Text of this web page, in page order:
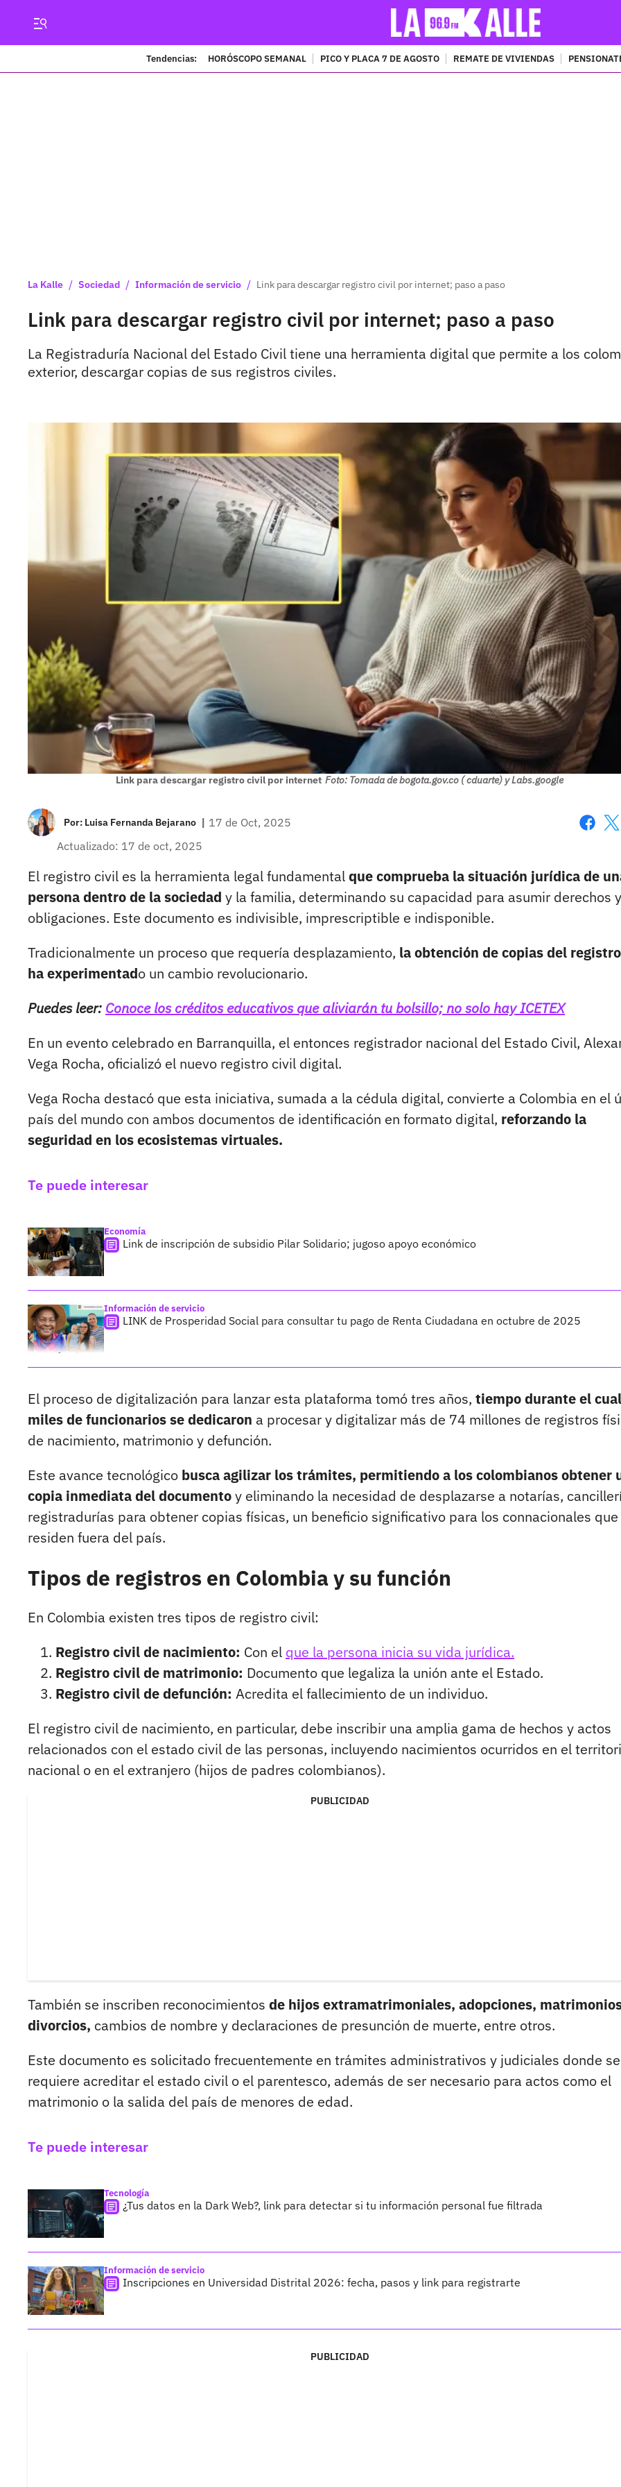
Tendencias: HORÓSCOPO SEMANAL PICO Y PLACA 7 DE AGOSTO REMATE DE VIVIENDAS
La Kalle / Sociedad / Información de servicio / Link para descargar registro civil por internet; paso a paso
Link para descargar registro civil por internet; paso a paso
La Registraduría Nacional del Estado Civil tiene una herramienta digital que permite a los
exterior, descargar copias de sus registros civiles.
Link para descargar registro civil por internet Foto: Tomada de bogota.gov.co ( cduarte) y Labs.google
Por: Luisa Fernanda Bejarano | 17 de Oct, 2025
Actualizado: 17 de oct, 2025
El registro civil es la herramienta legal fundamentalque comprueba la situación jurídica de
persona dentro de la sociedad y la familia, determinando su capacidad para asumir derechos y
obligaciones. Este documento es indivisible, imprescriptible e indisponible.
Tradicionalmente un proceso que requería desplazamiento, la obtención de copias del
ha experimentado un cambio revolucionario.
Puedes leer: Conoce los créditos educativos que aliviarán tu bolsillo; no solo hay ICETEX
En un evento celebrado en Barranquilla, el entonces registrador nacional del Estado Civil,
Vega Rocha, oficializó el nuevo registro civil digital.
Vega Rocha destacó que esta iniciativa, sumada a la cédula digital, convierte a Colombia en el
país del mundo con ambos documentos de identificación en formato digital, reforzando la
seguridad en los ecosistemas virtuales.
Te puede interesar
Economía
Link de inscripción de subsidio Pilar Solidario; jugoso apoyo económico
Información de servicio
LINK de Prosperidad Social para consultar tu pago de Renta Ciudadana en octubre de 2025
El proceso de digitalización para lanzar esta plataforma tomó tres años, tiempo durante el cual
miles de funcionarios se dedicaron a procesar y digitalizar más de 74 millones de registros
de nacimiento, matrimonio y defunción.
Este avance tecnológico busca agilizar los trámites, permitiendo a los colombianos obtener
copia inmediata del documentoy eliminando la necesidad de desplazarse a notarías,
registradurías para obtener copias físicas, un beneficio significativo para los connacionales que
residen fuera del país.
Tipos de registros en Colombia y su función
En Colombia existen tres tipos de registro civil:
Registro civil de nacimiento: Con el que la persona inicia su vida jurídica.
Registro civil de matrimonio: Documento que legaliza la unión ante el Estado.
Registro civil de defunción: Acredita el fallecimiento de un individuo.
El registro civil de nacimiento, en particular, debe inscribir una amplia gama de hechos y actos
relacionados con el estado civil de las personas, incluyendo nacimientos ocurridos en el
nacional o en el extranjero (hijos de padres colombianos).
PUBLICIDAD
También se inscriben reconocimientos de hijos extramatrimoniales, adopciones,
divorcios, cambios de nombre y declaraciones de presunción de muerte, entre otros.
Este documento es solicitado frecuentemente en trámites administrativos y judiciales donde se
requiere acreditar el estado civil o el parentesco, además de ser necesario para actos como el
matrimonio o la salida del país de menores de edad.
Te puede interesar
Tecnología
¿Tus datos en la Dark Web?, link para detectar si tu información personal fue filtrada
Información de servicio
Inscripciones en Universidad Distrital 2026: fecha, pasos y link para registrarte
PUBLICIDAD